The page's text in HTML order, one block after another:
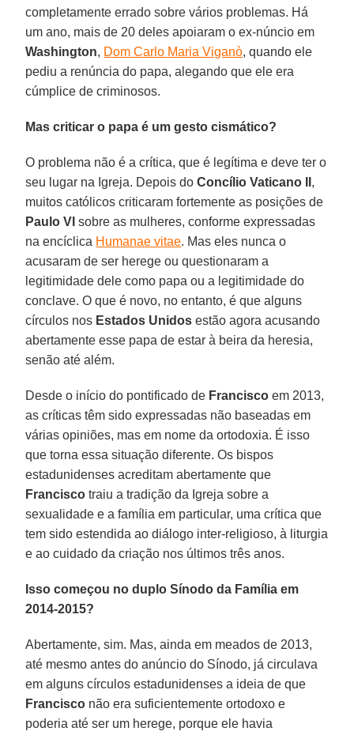
completamente errado sobre vários problemas. Há
um ano, mais de 20 deles apoiaram o ex-núncio em
Washington, Dom Carlo Maria Viganò, quando ele
pediu a renúncia do papa, alegando que ele era
cúmplice de criminosos.
Mas criticar o papa é um gesto cismático?
O problema não é a crítica, que é legítima e deve ter o
seu lugar na Igreja. Depois doConcílio Vaticano II ,
muitos católicos criticaram fortemente as posições de
Paulo VI sobre as mulheres, conforme expressadas
na encíclica Humanae vitae. Mas eles nunca o
acusaram de ser herege ou questionaram a
legitimidade dele como papa ou a legitimidade do
conclave. O que é novo, no entanto, é que alguns
círculos nos Estados Unidos estão agora acusando
abertamente esse papa de estar à beira da heresia,
senão até além.
Desde o início do pontificado de Francisco em 2013,
as críticas têm sido expressadas não baseadas em
várias opiniões, mas em nome da ortodoxia. É isso
que torna essa situação diferente. Os bispos
estadunidenses acreditam abertamente que
Francisco traiu a tradição da Igreja sobre a
sexualidade e a família em particular, uma crítica que
tem sido estendida ao diálogo inter-religioso, à liturgia
e ao cuidado da criação nos últimos três anos.
Isso começou no duplo Sínodo da Família em
2014-2015?
Abertamente, sim. Mas, ainda em meados de 2013,
até mesmo antes do anúncio do Sínodo, já circulava
em alguns círculos estadunidenses a ideia de que
Francisco não era suficientemente ortodoxo e
poderia até ser um herege, porque ele havia